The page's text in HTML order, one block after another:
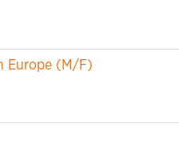
Europe (M/F)